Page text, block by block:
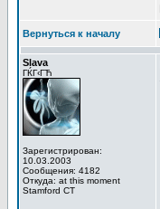
Вернуться к началу
Slava
ГЌГ‹ГЋ
Зарегистрирован:
10.03.2003
Сообщения: 4182
Откуда: at this moment
Stamford CT